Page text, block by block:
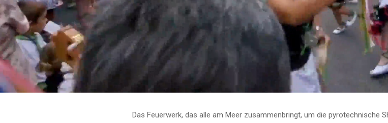
Das Feuerwerk, das alle am Meer zusammenbringt, um die pyrotechnische